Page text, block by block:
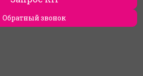
Обратный звонок